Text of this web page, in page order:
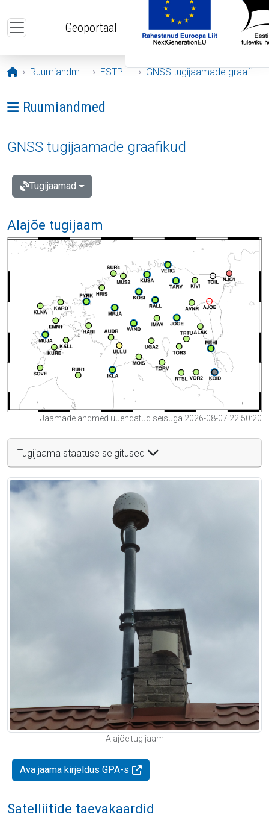
Geoportaal
Avaleht
Ruumiandmed ESTPOS GNSS tugijaamade graafikud
Ava menüü: Ruumiandmed
Ruumiandmed
GNSS tugijaamade graafikud
Tugijaamad
Alajõe tugijaam
Jaamade andmed uuendatud seisuga 2026-08-07 22:50:20
Tugijaama staatuse selgitused
Alajõe tugijaam
Ava jaama kirjeldus GPA-s
Satelliitide taevakaardid